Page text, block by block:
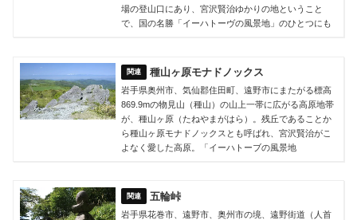
場の登山口にあり、宮沢賢治ゆかりの地ということ
で、国の名勝「イーハトーヴの風景地」のひとつにも
種山ヶ原モナドノックス
岩手県奥州市、気仙郡住田町、遠野市にまたがる標高
869.9mの物見山（種山）の山上一帯に広がる高原地帯
が、種山ヶ原（​たねやまがはら）。残丘であることか
ら種山ヶ原モナドノックスとも呼ばれ、宮沢賢治がこ
よなく愛した高原。「イーハトーブの風景地
五輪峠
岩手県花巻市、遠野市、奥州市の境、遠野街道（人首